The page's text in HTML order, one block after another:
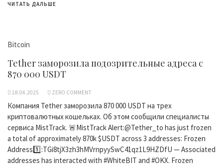
ЧИТАТЬ ДАЛЬШЕ
Bitcoin
Tether заморозила подозрительные адреса с
870 000 USDT
18.04.2025 ZERO COMMENT
Компания Tether заморозила 870 000 USDT на трех
криптовалютных кошельках. Об этом сообщили специалисты
сервиса MistTrack. 🚨MistTrack Alert:@Tether_to has just frozen
a total of approximately 870k $USDT across 3 addresses: Frozen
Address1️⃣:TGi8tjX3zh3hMVrnpyySwC41qz1L9HZDfU — Associated
addresses has interacted with #WhiteBIT and #OKX. Frozen